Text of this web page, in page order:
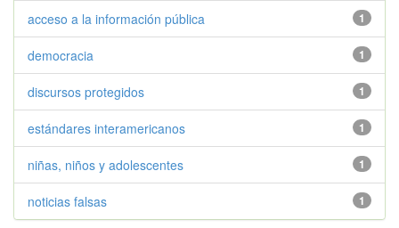
1
acceso a la información pública
1
democracia
1
discursos protegidos
1
estándares interamericanos
1
niñas, niños y adolescentes
1
noticias falsas